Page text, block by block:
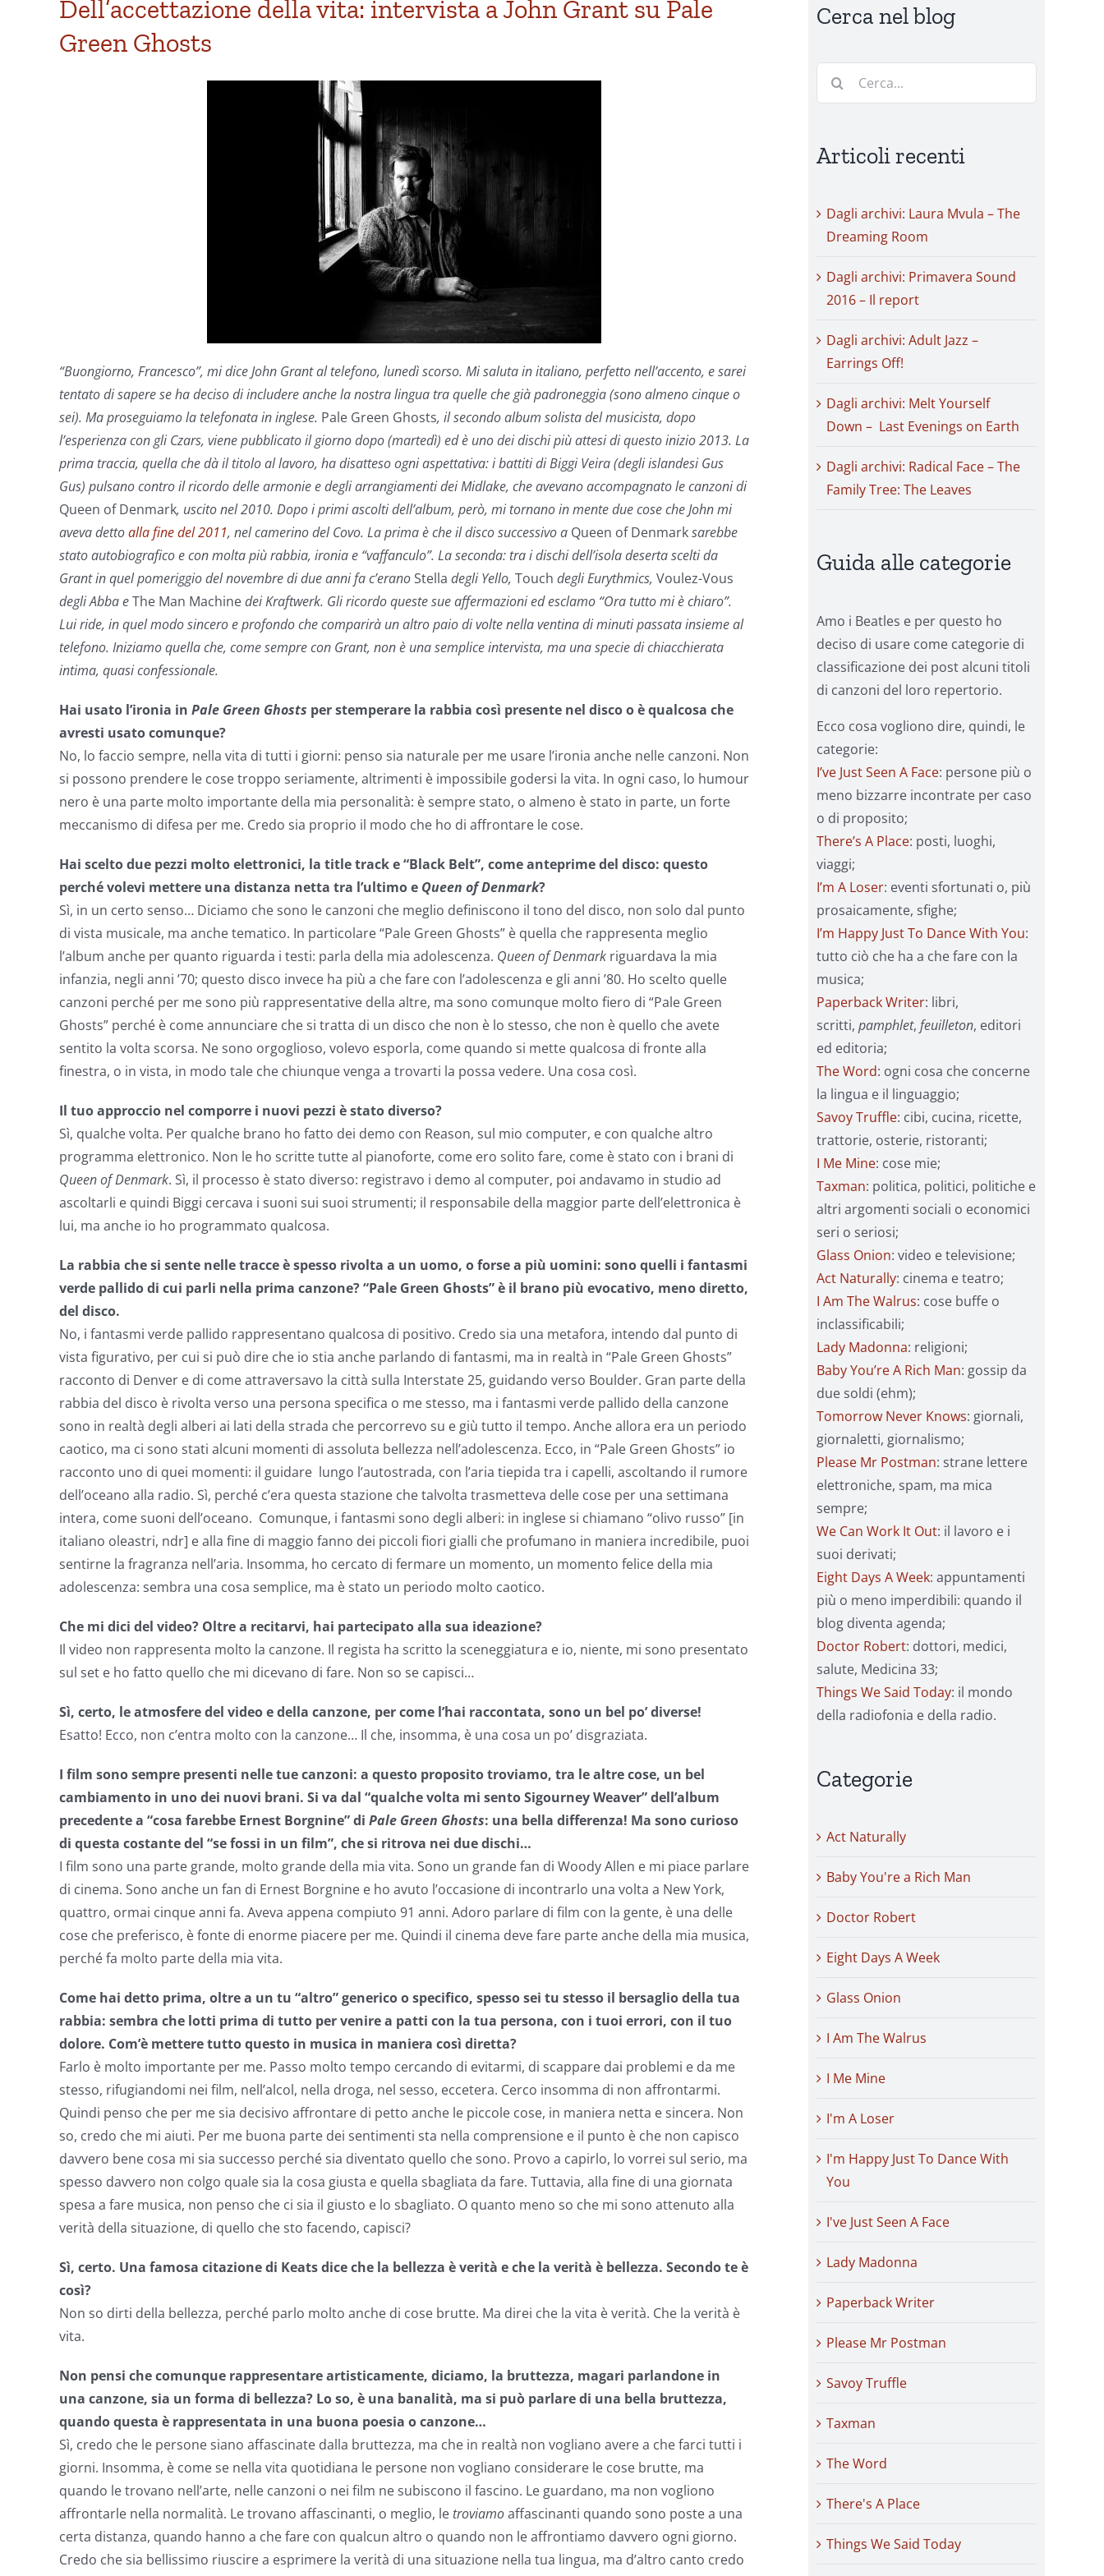
Dell’accettazione della vita: intervista a John Grant su Pale
Green Ghosts
“Buongiorno, Francesco”, mi dice John Grant al telefono, lunedì scorso. Mi saluta in italiano, perfetto nell’accento, e sarei
tentato di sapere se ha deciso di includere anche la nostra lingua tra quelle che già padroneggia (sono almeno cinque o
sei). Ma proseguiamo la telefonata in inglese. Pale Green Ghosts, il secondo album solista del musicista, dopo
l’esperienza con gli Czars, viene pubblicato il giorno dopo (martedì) ed è uno dei dischi più attesi di questo inizio 2013. La
prima traccia, quella che dà il titolo al lavoro, ha disatteso ogni aspettativa: i battiti di Biggi Veira (degli islandesi Gus
Gus) pulsano contro il ricordo delle armonie e degli arrangiamenti dei Midlake, che avevano accompagnato le canzoni di
Queen of Denmark, uscito nel 2010. Dopo i primi ascolti dell’album, però, mi tornano in mente due cose che John mi
aveva dettoalla fine del 2011, nel camerino del Covo. La prima è che il disco successivo a Queen of Denmarksarebbe
stato autobiografico e con molta più rabbia, ironia e “vaffanculo”. La seconda: tra i dischi dell’isola deserta scelti da
Grant in quel pomeriggio del novembre di due anni fa c’eranoStella degli Yello, Touch degli Eurythmics, Voulez-Vous
degli Abba eThe Man Machinedei Kraftwerk. Gli ricordo queste sue affermazioni ed esclamo “Ora tutto mi è chiaro”.
Lui ride, in quel modo sincero e profondo che comparirà un altro paio di volte nella ventina di minuti passata insieme al
telefono. Iniziamo quella che, come sempre con Grant, non è una semplice intervista, ma una specie di chiacchierata
intima, quasi confessionale.
Hai usato l’ironia in Pale Green Ghosts per stemperare la rabbia così presente nel disco o è qualcosa che
avresti usato comunque?
No, lo faccio sempre, nella vita di tutti i giorni: penso sia naturale per me usare l’ironia anche nelle canzoni. Non
si possono prendere le cose troppo seriamente, altrimenti è impossibile godersi la vita. In ogni caso, lo humour
nero è una parte molto importante della mia personalità: è sempre stato, o almeno è stato in parte, un forte
meccanismo di difesa per me. Credo sia proprio il modo che ho di affrontare le cose.
Hai scelto due pezzi molto elettronici, la title track e “Black Belt”, come anteprime del disco: questo
perché volevi mettere una distanza netta tra l’ultimo e Queen of Denmark?
Sì, in un certo senso… Diciamo che sono le canzoni che meglio definiscono il tono del disco, non solo dal punto
di vista musicale, ma anche tematico. In particolare “Pale Green Ghosts” è quella che rappresenta meglio
l’album anche per quanto riguarda i testi: parla della mia adolescenza. Queen of Denmark riguardava la mia
infanzia, negli anni ’70; questo disco invece ha più a che fare con l’adolescenza e gli anni ’80. Ho scelto quelle
canzoni perché per me sono più rappresentative della altre, ma sono comunque molto fiero di “Pale Green
Ghosts” perché è come annunciare che si tratta di un disco che non è lo stesso, che non è quello che avete
sentito la volta scorsa. Ne sono orgoglioso, volevo esporla, come quando si mette qualcosa di fronte alla
finestra, o in vista, in modo tale che chiunque venga a trovarti la possa vedere. Una cosa così.
Il tuo approccio nel comporre i nuovi pezzi è stato diverso?
Sì, qualche volta. Per qualche brano ho fatto dei demo con Reason, sul mio computer, e con qualche altro
programma elettronico. Non le ho scritte tutte al pianoforte, come ero solito fare, come è stato con i brani di
Queen of Denmark. Sì, il processo è stato diverso: registravo i demo al computer, poi andavamo in studio ad
ascoltarli e quindi Biggi cercava i suoni sui suoi strumenti; il responsabile della maggior parte dell’elettronica è
lui, ma anche io ho programmato qualcosa.
La rabbia che si sente nelle tracce è spesso rivolta a un uomo, o forse a più uomini: sono quelli i fantasmi
verde pallido di cui parli nella prima canzone?“Pale Green Ghosts” è il brano più evocativo, meno diretto,
del disco.
No, i fantasmi verde pallido rappresentano qualcosa di positivo. Credo sia una metafora, intendo dal punto di
vista figurativo, per cui si può dire che io stia anche parlando di fantasmi, ma in realtà in “Pale Green Ghosts”
racconto di Denver e di come attraversavo la città sulla Interstate 25, guidando verso Boulder. Gran parte della
rabbia del disco è rivolta verso una persona specifica o me stesso, ma i fantasmi verde pallido della canzone
sono in realtà degli alberi ai lati della strada che percorrevo su e giù tutto il tempo. Anche allora era un periodo
caotico, ma ci sono stati alcuni momenti di assoluta bellezza nell’adolescenza. Ecco, in “Pale Green Ghosts” io
racconto uno di quei momenti: il guidare lungo l’autostrada, con l’aria tiepida tra i capelli, ascoltando il rumore
dell’oceano alla radio. Sì, perché c’era questa stazione che talvolta trasmetteva delle cose per una settimana
intera, come suoni dell’oceano. Comunque, i fantasmi sono degli alberi: in inglese si chiamano “olivo russo” [in
italiano oleastri, ndr] e alla fine di maggio fanno dei piccoli fiori gialli che profumano in maniera incredibile, puoi
sentirne la fragranza nell’aria. Insomma, ho cercato di fermare un momento, un momento felice della mia
adolescenza: sembra una cosa semplice, ma è stato un periodo molto caotico.
Che mi dici del video? Oltre a recitarvi, hai partecipato alla sua ideazione?
Il video non rappresenta molto la canzone. Il regista ha scritto la sceneggiatura e io, niente, mi sono presentato
sul set e ho fatto quello che mi dicevano di fare. Non so se capisci…
Sì, certo, le atmosfere del video e della canzone, per come l’hai raccontata, sono un bel po’ diverse!
Esatto! Ecco, non c’entra molto con la canzone… Il che, insomma, è una cosa un po’ disgraziata.
I film sono sempre presenti nelle tue canzoni: a questo proposito troviamo, tra le altre cose, un bel
cambiamento in uno dei nuovi brani. Si va dal “qualche volta mi sento Sigourney Weaver” dell’album
precedente a “cosa farebbe Ernest Borgnine” di Pale Green Ghosts: una bella differenza! Ma sono curioso
di questa costante del “se fossi in un film”, che si ritrova nei due dischi…
I film sono una parte grande, molto grande della mia vita. Sono un grande fan di Woody Allen e mi piace parlare
di cinema. Sono anche un fan di Ernest Borgnine e ho avuto l’occasione di incontrarlo una volta a New York,
quattro, ormai cinque anni fa. Aveva appena compiuto 91 anni. Adoro parlare di film con la gente, è una delle
cose che preferisco, è fonte di enorme piacere per me. Quindi il cinema deve fare parte anche della mia musica,
perché fa molto parte della mia vita.
Come hai detto prima, oltre a un tu “altro” generico o specifico, spesso sei tu stesso il bersaglio della tua
rabbia: sembra che lotti prima di tutto per venire a patti con la tua persona, con i tuoi errori, con il tuo
dolore. Com’è mettere tutto questo in musica in maniera così diretta?
Farlo è molto importante per me. Passo molto tempo cercando di evitarmi, di scappare dai problemi e da me
stesso, rifugiandomi nei film, nell’alcol, nella droga, nel sesso, eccetera. Cerco insomma di non affrontarmi.
Quindi penso che per me sia decisivo affrontare di petto anche le piccole cose, in maniera netta e sincera. Non
so, credo che mi aiuti. Per me buona parte dei sentimenti sta nella comprensione e il punto è che non capisco
davvero bene cosa mi sia successo perché sia diventato quello che sono. Provo a capirlo, lo vorrei sul serio, ma
spesso davvero non colgo quale sia la cosa giusta e quella sbagliata da fare. Tuttavia, alla fine di una giornata
spesa a fare musica, non penso che ci sia il giusto e lo sbagliato. O quanto meno so che mi sono attenuto alla
verità della situazione, di quello che sto facendo, capisci?
Sì, certo. Una famosa citazione di Keats dice che la bellezza è verità e che la verità è bellezza. Secondo te è
così?
Non so dirti della bellezza, perché parlo molto anche di cose brutte. Ma direi che la vita è verità. Che la verità è
vita.
Non pensi che comunque rappresentare artisticamente, diciamo, la bruttezza, magari parlandone in
una canzone, sia un forma di bellezza? Lo so, è una banalità, ma si può parlare di una bella bruttezza,
quando questa è rappresentata in una buona poesia o canzone…
Sì, credo che le persone siano affascinate dalla bruttezza, ma che in realtà non vogliano avere a che farci tutti i
giorni. Insomma, è come se nella vita quotidiana le persone non vogliano considerare le cose brutte, ma
quando le trovano nell’arte, nelle canzoni o nei film ne subiscono il fascino. Le guardano, ma non vogliono
affrontarle nella normalità. Le trovano affascinanti, o meglio, le troviamoaffascinanti quando sono poste a una
certa distanza, quando hanno a che fare con qualcun altro o quando non le affrontiamo davvero ogni giorno.
Credo che sia bellissimo riuscire a esprimere la verità di una situazione nella tua lingua, ma d’altro canto credo
Cerca nel blog
Cerca
Articoli recenti
Dagli archivi: Laura Mvula – The
Dreaming Room
Dagli archivi: Primavera Sound
2016 – Il report
Dagli archivi: Adult Jazz –
Earrings Off!
Dagli archivi: Melt Yourself
Down – Last Evenings on Earth
Dagli archivi: Radical Face – The
Family Tree: The Leaves
Guida alle categorie
Amo i Beatles e per questo ho
deciso di usare come categorie di
classificazione dei post alcuni titoli
di canzoni del loro repertorio.
Ecco cosa vogliono dire, quindi, le
categorie:
I’ve Just Seen A Face: persone più o
meno bizzarre incontrate per caso
o di proposito;
There’s A Place: posti, luoghi,
viaggi;
I’m A Loser: eventi sfortunati o, più
prosaicamente, sfighe;
I’m Happy Just To Dance With You:
tutto ciò che ha a che fare con la
musica;
Paperback Writer: libri,
scritti, pamphlet, feuilleton, editori
ed editoria;
The Word: ogni cosa che concerne
la lingua e il linguaggio;
Savoy Truffle: cibi, cucina, ricette,
trattorie, osterie, ristoranti;
I Me Mine: cose mie;
Taxman: politica, politici, politiche e
altri argomenti sociali o economici
seri o seriosi;
Glass Onion: video e televisione;
Act Naturally: cinema e teatro;
I Am The Walrus: cose buffe o
inclassificabili;
Lady Madonna: religioni;
Baby You’re A Rich Man: gossip da
due soldi (ehm);
Tomorrow Never Knows: giornali,
giornaletti, giornalismo;
Please Mr Postman: strane lettere
elettroniche, spam, ma mica
sempre;
We Can Work It Out: il lavoro e i
suoi derivati;
Eight Days A Week: appuntamenti
più o meno imperdibili: quando il
blog diventa agenda;
Doctor Robert: dottori, medici,
salute, Medicina 33;
Things We Said Today: il mondo
della radiofonia e della radio.
Categorie
Act Naturally
Baby You're a Rich Man
Doctor Robert
Eight Days A Week
Glass Onion
I Am The Walrus
I Me Mine
I'm A Loser
I'm Happy Just To Dance With
You
I've Just Seen A Face
Lady Madonna
Paperback Writer
Please Mr Postman
Savoy Truffle
Taxman
The Word
There's A Place
Things We Said Today